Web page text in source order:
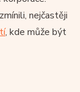
nejčastěji
, kde může být